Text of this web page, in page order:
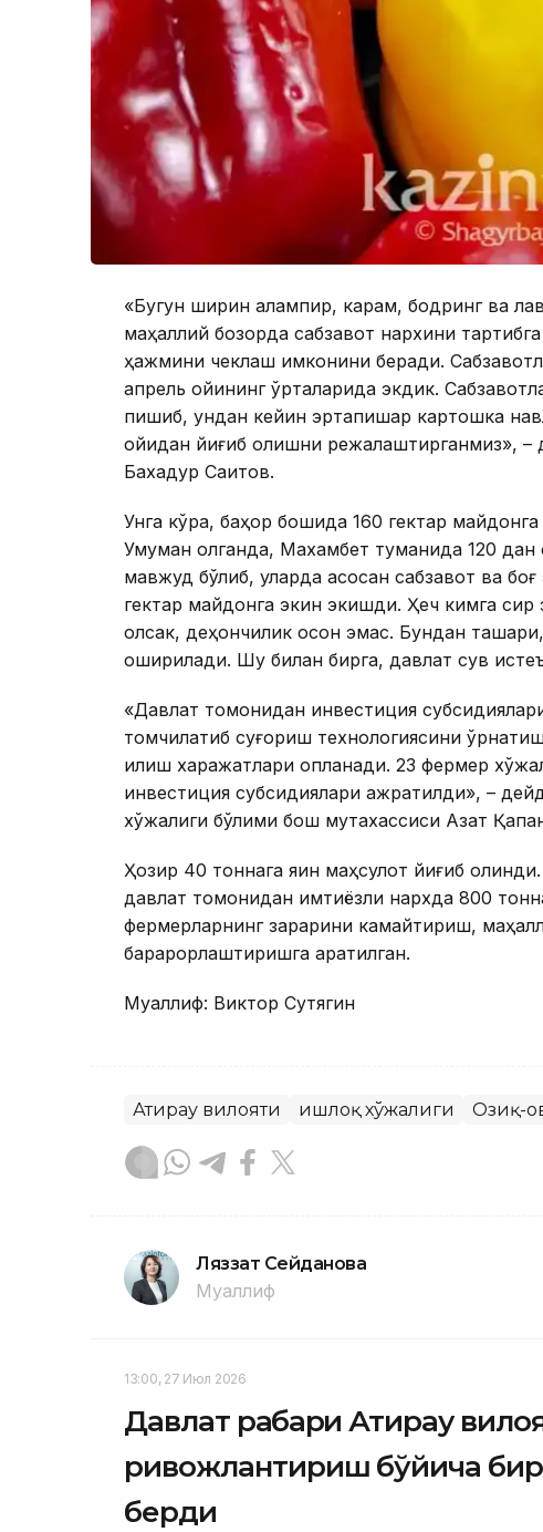
«Бугун ширин қалампир, карам, бодринг ва
маҳаллий бозорда сабзавот нархини
ҳажмини чеклаш имконини беради.
апрель ойининг ўрталарида экдик.
пишиб, ундан кейин эртапишар картошка
ойидан йиғиб олишни режалаштирганмиз»,
Бахадур Саитов.
Унга кўра, баҳор бошида 160 гектар
Умуман олганда, Махамбет туманида 120
мавжуд бўлиб, уларда асосан сабзавот ва
гектар майдонга экин экишди. Ҳеч кимга
олсак, деҳқончилик осон эмас. Бундан
оширилади. Шу билан бирга, давлат сув
«Давлат томонидан инвестиция
томчилатиб суғориш технологиясини
қилиш харажатлари қопланади. 23 фермер
инвестиция субсидиялари ажратилди», –
хўжалиги бўлими бош мутахассиси Азат
Ҳозир 40 тоннага яқин маҳсулот йиғиб
давлат томонидан имтиёзли нархда 800
фермерларнинг зарарини камайтириш,
барқарорлаштиришга қаратилган.
Муаллиф: Виктор Сутягин
Атирау вилояти Қишлоқ хўжалиги Озиқ-
Ляззат Сейданова
Муаллиф
13:00, 27 Июл 2026
Давлат раҳбари Атирау
ривожлантириш бўйича
берди